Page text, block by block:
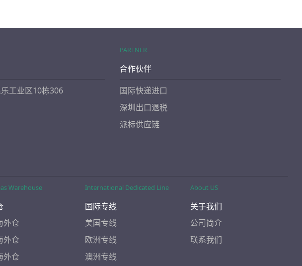
工业区10栋306
PARTNER
合作伙伴
国际快递进口
深圳出口退税
派标供应链
Warehouse
外仓
外仓
外仓
International Dedicated Line
国际专线
美国专线
欧洲专线
澳洲专线
About US
关于我们
公司简介
联系我们